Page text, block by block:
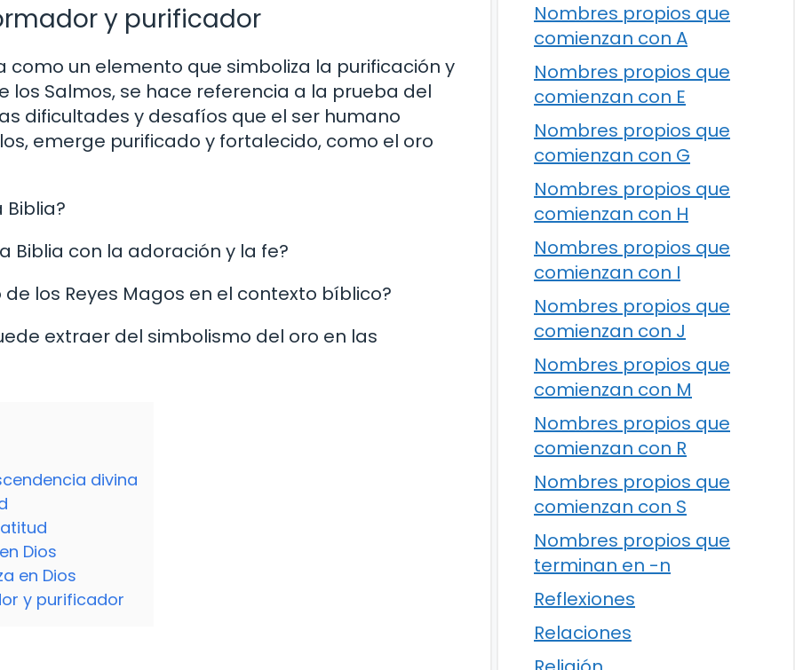
y purificador
como un elemento que simboliza la purificación y
los Salmos, se hace referencia a la prueba del
dificultades y desafíos que el ser humano
emerge purificado y fortalecido, como el oro
Biblia?
Biblia con la adoración y la fe?
los Reyes Magos en el contexto bíblico?
extraer del simbolismo del oro en las
divina
Dios
en Dios
y purificador
Nombres propios que
comienzan con A
Nombres propios que
comienzan con E
Nombres propios que
comienzan con G
Nombres propios que
comienzan con H
Nombres propios que
comienzan con I
Nombres propios que
comienzan con J
Nombres propios que
comienzan con M
Nombres propios que
comienzan con R
Nombres propios que
comienzan con S
Nombres propios que
terminan en -n
Reflexiones
Relaciones